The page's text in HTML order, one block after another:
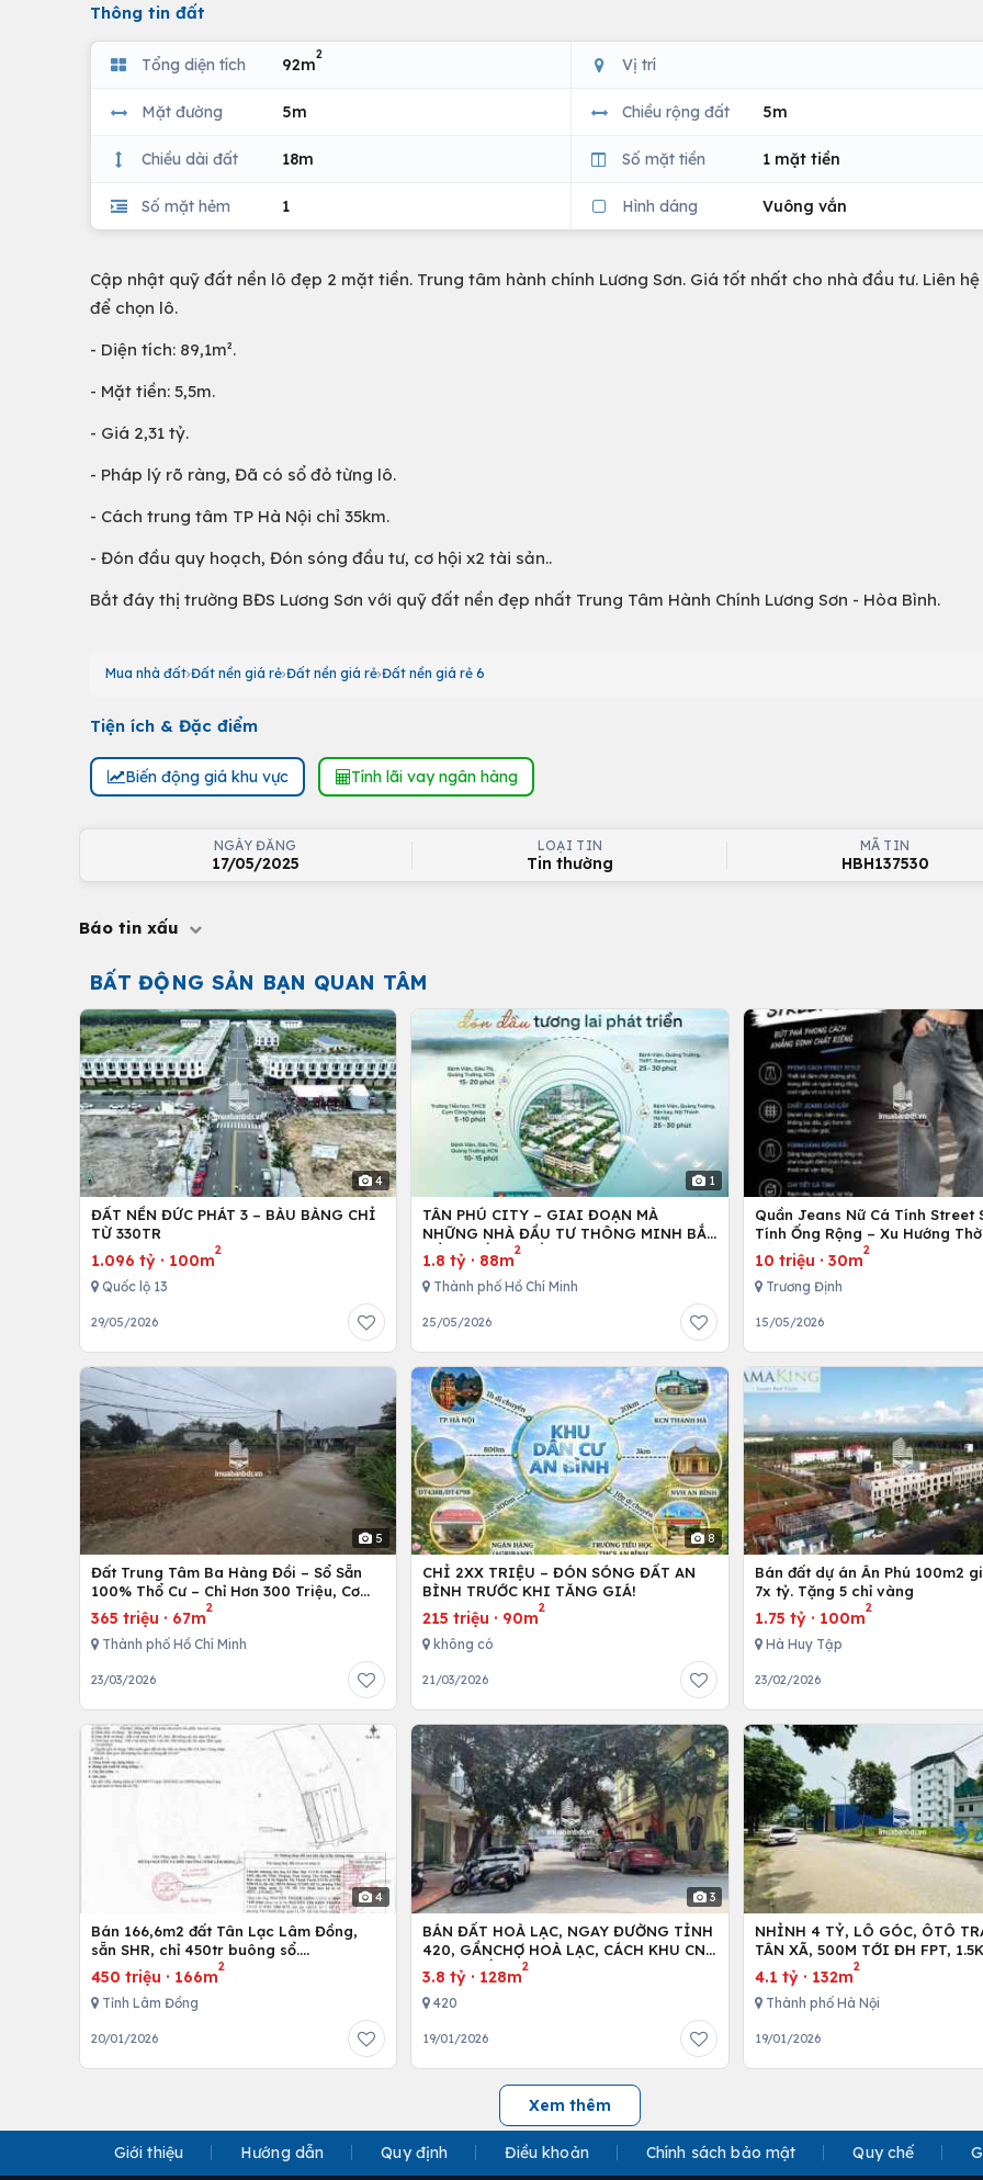
Thông tin đất
Tổng diện tích 92m
2
Vị trí
Mặt đường 5m Chiều rộng đất 5m
Chiều dài đất 18m Số mặt tiền 1 mặt tiền
Số mặt hẻm 1 Hình dáng Vuông vắn
Cập nhật quỹ đất nền lô đẹp 2 mặt tiền. Trung tâm hành chính Lương Sơn. Giá tốt nhất cho nhà đầu tư. Liên
để chọn lô.
- Diện tích: 89,1m².
- Mặt tiền: 5,5m.
- Giá 2,31 tỷ.
- Pháp lý rõ ràng, Đã có sổ đỏ từng lô.
- Cách trung tâm TP Hà Nội chỉ 35km.
- Đón đầu quy hoạch, Đón sóng đầu tư, cơ hội x2 tài sản..
Bắt đáy thị trường BĐS Lương Sơn với quỹ đất nền đẹp nhất Trung Tâm Hành Chính Lương Sơn - Hòa Bình.
Mua nhà đất Đất nền giá rẻ Đất nền giá rẻ Đất nền giá rẻ 6
Tiện ích & Đặc điểm
Biến động giá khu vực Tính lãi vay ngân hàng
NGÀY ĐĂNG
17/05/2025
LOẠI TIN
Tin thường
MÃ TIN
HBH137530
Báo tin xấu
BẤT ĐỘNG SẢN BẠN QUAN TÂM
4
ĐẤT NỀN ĐỨC PHÁT 3 – BÀU BÀNG CHỈ
TỪ 330TR
1.096 tỷ · 100m
2
Quốc lộ 13
29/05/2026
1
TÂN PHÚ CITY – GIAI ĐOẠN MÀ
NHỮNG NHÀ ĐẦU TƯ THÔNG MINH BẮT
ĐẦU XUỐNG TIỀN
1.8 tỷ · 88m
2
Thành phố Hồ Chí Minh
25/05/2026
Quần Jeans Nữ Cá Tính Street
Tính Ống Rộng – Xu Hướng
Dẫn Đầu Giới Trẻ Hiện Nay
10 triệu · 30m
2
Trương Định
15/05/2026
5
Đất Trung Tâm Ba Hàng Đồi – Sổ Sẵn
100% Thổ Cư – Chỉ Hơn 300 Triệu, Cơ
Hội Đầu Tư Hiếm!
365 triệu · 67m
2
Thành phố Hồ Chí Minh
23/03/2026
8
CHỈ 2XX TRIỆU – ĐÓN SÓNG ĐẤT AN
BÌNH TRƯỚC KHI TĂNG GIÁ!
215 triệu · 90m
2
không có
21/03/2026
Bán đất dự án Ân Phú 100m2
7x tỷ. Tặng 5 chỉ vàng
1.75 tỷ· 100m
2
Hà Huy Tập
23/02/2026
4
Bán 166,6m2 đất Tân Lạc Lâm Đồng,
sẵn SHR, chỉ 450tr buông sổ.
Lh:0983762203
450 triệu · 166m
2
Tỉnh Lâm Đồng
20/01/2026
3
BÁN ĐẤT HOÀ LẠC, NGAY ĐƯỜNG TỈNH
420, GẦNCHỢ HOÀ LẠC, CÁCH KHU CNC
600M, ĐỐI DIỆN FPT,ĐHQG
3.8 tỷ · 128m
2
420
19/01/2026
NHỈNH 4 TỶ, LÔ GÓC, ÔTÔ
TÂN XÃ, 500M TỚI ĐH FPT,
HÀ NỘI, 2KM TỚI METRO 5
4.1 tỷ· 132m
2
Thành phố Hà Nội
19/01/2026
Xem thêm
Giới thiệu Hướng dẫn Quy định Điều khoản Chính sách bảo mật Quy chế